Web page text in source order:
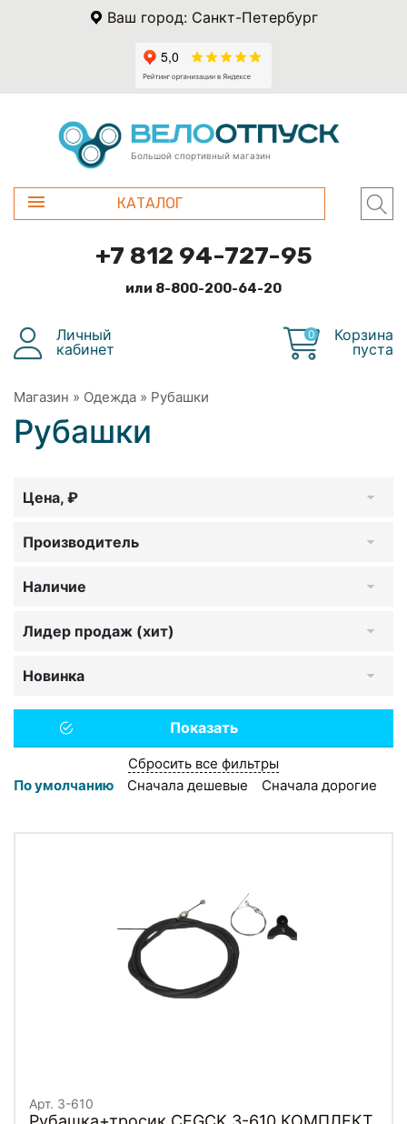
Ваш город: Санкт-Петербург
Большой спортивный магазин
КАТАЛОГ
+7 812 94-727-95
или 8-800-200-64-20
Личный
кабинет
0
Корзина
пуста
Магазин » Одежда » Рубашки
Рубашки
Цена, ₽
Производитель
Наличие
Лидер продаж (хит)
Новинка
Сбросить все фильтры
По умолчанию
Сначала дешевые Сначала дорогие
Арт. 3-610